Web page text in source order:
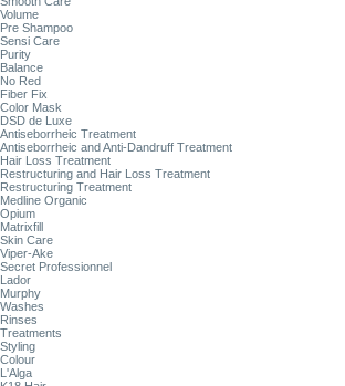
Volume
Pre Shampoo
Sensi Care
Purity
Balance
No Red
Fiber Fix
Color Mask
DSD de Luxe
Antiseborrheic Treatment
Antiseborrheic and Anti-Dandruff Treatment
Hair Loss Treatment
Restructuring and Hair Loss Treatment
Restructuring Treatment
Medline Organic
Opium
Matrixfill
Skin Care
Viper-Ake
Secret Professionnel
Lador
Murphy
Washes
Rinses
Treatments
Styling
Colour
L'Alga